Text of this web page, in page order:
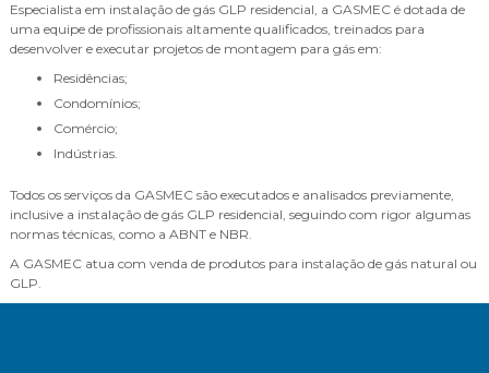
Especialista em instalação de gás GLP residencial, a GASMEC é dotada de
uma equipe de profissionais altamente qualificados, treinados para
desenvolver e executar projetos de montagem para gás em:
Residências;
Condomínios;
Comércio;
Indústrias.
Todos os serviços da GASMEC são executados e analisados previamente,
inclusive a instalação de gás GLP residencial, seguindo com rigor algumas
normas técnicas, como a ABNT e NBR.
A GASMEC atua com venda de produtos para instalação de gás natural ou
GLP.